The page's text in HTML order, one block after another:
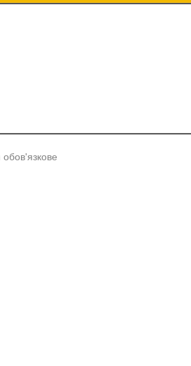
обов'язкове